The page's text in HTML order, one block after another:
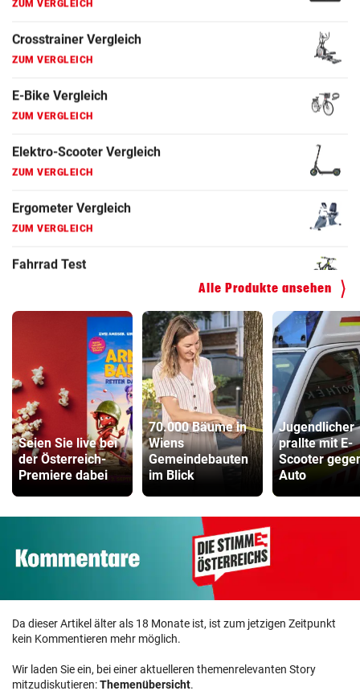
Fahrrad Test
Fahrradanhänger Vergleich
Faszienrolle Vergleich
Hoverboard Vergleich
Kinderfahrrad Vergleich
Alle Produkte ansehen
Seien Sie live bei
der Österreich-
Premiere dabei
70.000 Bäume in
Wiens
Gemeindebauten
im Blick
Jugendlicher
prallte mit E-
Scooter
Auto
Da dieser Artikel älter als 18 Monate ist, ist zum jetzigen Zeitpunkt
kein Kommentieren mehr möglich.
Wir laden Sie ein, bei einer aktuelleren themenrelevanten Story
mitzudiskutieren:Themenübersicht.